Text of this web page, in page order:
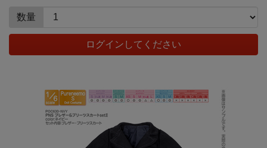
数量
ログインしてください